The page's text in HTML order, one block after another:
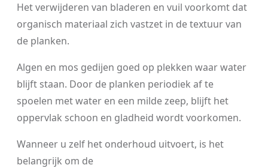
Het verwijderen van bladeren en vuil voorkomt dat
organisch materiaal zich vastzet in de textuur van
de planken.
Algen en mos gedijen goed op plekken waar water
blijft staan. Door de planken periodiek af te
spoelen met water en een milde zeep, blijft het
oppervlak schoon en gladheid wordt voorkomen.
Wanneer u zelf het onderhoud uitvoert, is het
belangrijk om de